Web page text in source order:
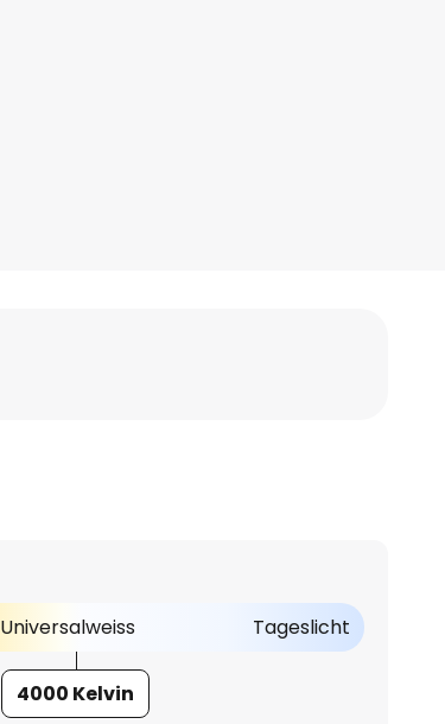
Universalweiss Tageslicht
4000 Kelvin